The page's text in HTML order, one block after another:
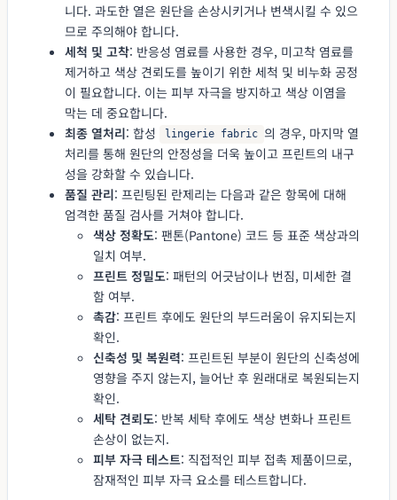
니다. 과도한 열은 원단을 손상시키거나 변색시킬 수 있으
므로 주의해야 합니다.
세척 및 고착: 반응성 염료를 사용한 경우, 미고착 염료를
제거하고 색상 견뢰도를 높이기 위한 세척 및 비누화 공정
이 필요합니다. 이는 피부 자극을 방지하고 색상 이염을
막는 데 중요합니다.
최종 열처리: 합성 lingerie fabric 의 경우, 마지막 열
처리를 통해 원단의 안정성을 더욱 높이고 프린트의 내구
성을 강화할 수 있습니다.
품질 관리: 프린팅된 란제리는 다음과 같은 항목에 대해
엄격한 품질 검사를 거쳐야 합니다.
색상 정확도: 팬톤(Pantone) 코드 등 표준 색상과의
일치 여부.
프린트 정밀도: 패턴의 어긋남이나 번짐, 미세한 결
함 여부.
촉감: 프린트 후에도 원단의 부드러움이 유지되는지
확인.
신축성 및 복원력: 프린트된 부분이 원단의 신축성에
영향을 주지 않는지, 늘어난 후 원래대로 복원되는지
확인.
세탁 견뢰도: 반복 세탁 후에도 색상 변화나 프린트
손상이 없는지.
피부 자극 테스트: 직접적인 피부 접촉 제품이므로,
잠재적인 피부 자극 요소를 테스트합니다.